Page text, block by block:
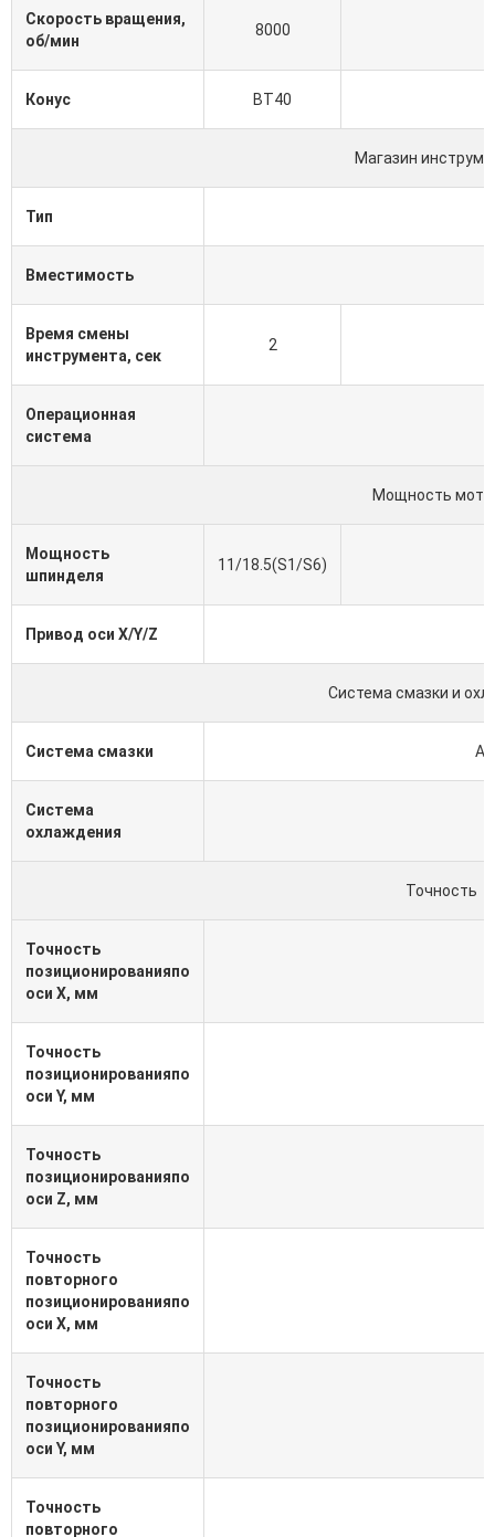
Скорость вращения,
об/мин
8000
Конус BT40
Магазин
Тип
Вместимость
Время смены
инструмента, сек
2
Операционная
система
Мощность
Мощность
шпинделя
11/18.5(S1/S6)
Привод оси X/Y/Z
Система смазки и
Система смазки
Система
охлаждения
Точность
Точность
позиционированияпо
оси X, мм
Точность
позиционированияпо
оси Y, мм
Точность
позиционированияпо
оси Z, мм
Точность
повторного
позиционированияпо
оси X, мм
Точность
повторного
позиционированияпо
оси Y, мм
Точность
повторного